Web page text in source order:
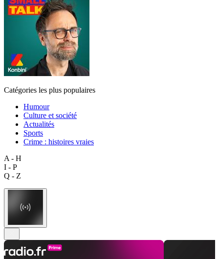
Catégories les plus populaires
Humour
Culture et société
Actualités
Sports
Crime : histoires vraies
A - H
I - P
Q - Z